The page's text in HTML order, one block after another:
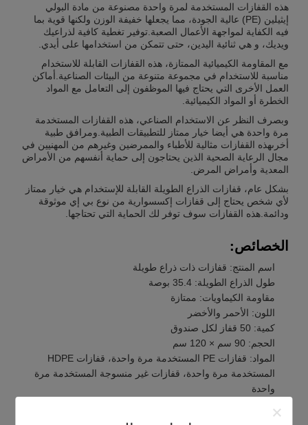
هذه القفازات المستخدمة لمرة واحدة مصنوعة من مادة البولي
إيثيلين (PE) عالية الجودة، مما يجعلها خفيفة الوزن ولكنها قوية بما
فيه الكفاية لمواجهة الأعمال الصعبة.توفير تغطية كافية لذراعيك
ويديك، و هي ثنائية اليدين، حتى تتمكن من استخدامها على أيدي.
مع المقاومة الكيميائية الممتازة، هذه القفازات القابلة للاستخدام
مناسبة للاستخدام في مجموعة متنوعة من البيئات الصناعية.أماكن
العمل الأخرى التي يحتاج فيها الموظفون إلى التعامل مع المواد
الخطرة أو المواد الكيميائية.
وبصرف النظر عن الاستخدام الصناعي، هذه القفازات المستخدمة
مرة واحدة هي أيضا خيار ممتاز للتطبيقات الطبية.ومرافق طبية
أخرىهذه القفازات مثالية للأطباء والممرضين وغيرهم من المهنيين في
مجال الرعاية الصحية الذين يحتاجون إلى حماية أنفسهم من الأمراض
المعدية وأمراض المرض.
بشكل عام، قفازات الذراع الطويلة القابلة للإستخدام هي خيار ممتاز
لأي شخص يحتاج إلى قفازات إكسسوارية من نوع بي إي موثوقة
ودائمة.هذه القفازات سوف توفر لك الحماية التي تحتاجها.
الخصائص:
اسم المنتج: قفازات ذات ذراع طويلة
طول الذراع الطويلة: 35.4 بوصة
مقاومة الكيماويات: ممتازة
اللون: الأحمر والأخضر
كمية: 50 قفاز لكل صندوق
الحجم: 90 سم × 120 سم
المواد: قفازات PE المستخدمة مرة واحدة، قفازات HDPE
المستخدمة مرة واحدة، قفازات غير منسوجة المستخدمة مرة
واحدة